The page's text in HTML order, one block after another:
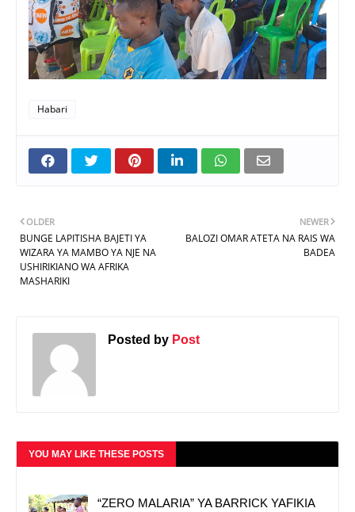
Habari
NEWER
BALOZI OMAR ATETA NA RAIS WA
BADEA
OLDER
BUNGE LAPITISHA BAJETI YA
WIZARA YA MAMBO YA NJE NA
USHIRIKIANO WA AFRIKA
MASHARIKI
Posted by Post
YOU MAY LIKE THESE POSTS
“ZERO MALARIA” YA BARRICK YAFIKIA